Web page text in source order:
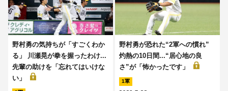
野村勇の気持ちが「すごくわか
る」 川瀬晃が拳を握ったわけ...
先輩の助けを「忘れてはいけな
い」
野村勇が恐れた“2軍への慣れ”
灼熱の10日間...“居心地の良
さ”が「怖かったです」
1軍